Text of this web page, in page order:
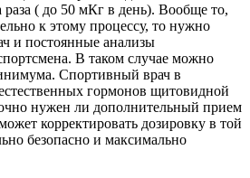
раза ( до 50 мКг в день). Вообще то,
к этому процессу, то нужно
и постоянные анализы
В таком случае можно
Спортивный врач в
гормонов щитовидной
нужен ли дополнительный прием
корректировать дозировку в той
безопасно и максимально